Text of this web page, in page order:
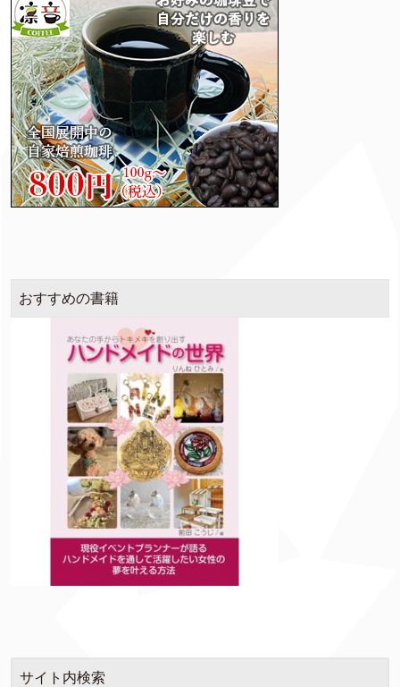
おすすめの書籍
サイト内検索